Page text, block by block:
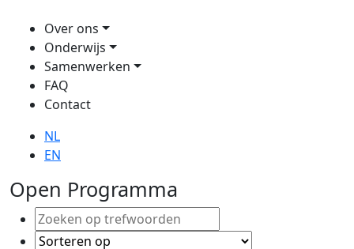
Over ons
Onderwijs
Samenwerken
FAQ
Contact
NL
EN
Open Programma